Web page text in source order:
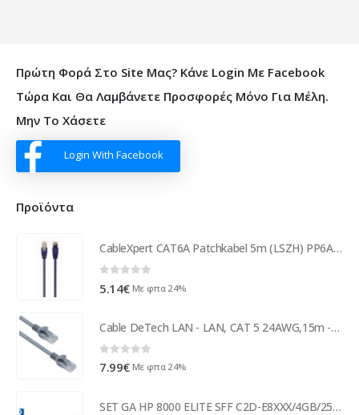
Πρώτη Φορά Στο Site Μας? Κάνε Login Με Facebook
Τώρα Και Θα Λαμβάνετε Προσφορές Μόνο Για Μέλη.
Μην Το Χάσετε
Login With Facebook
Προϊόντα
CableXpert CAT6A Patchkabel 5m (LSZH) PP6A-LSZHCU-V-5M
5.14€ Με φπα 24%
Cable DeTech LAN - LAN, CAT 5 24AWG,15m -18037
0out of 5
7.99€ Με φπα 24%
SET GA HP 8000 ELITE SFF C2D-E8XXX/4GB/250GB/DVD